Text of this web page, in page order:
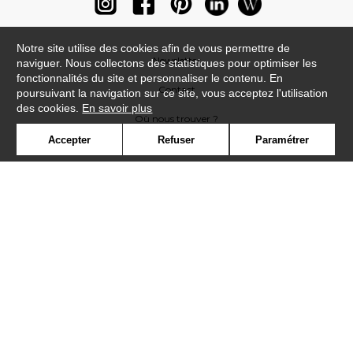
Newsletter
Contact
Où nous trouver ?
Notre site utilise des cookies afin de vous permettre de
naviguer. Nous collectons des statistiques pour optimiser les
fonctionnalités du site et personnaliser le contenu. En
poursuivant la navigation sur ce site, vous acceptez l'utilisation
des cookies. En savoir plus
Accepter Refuser Paramétrer